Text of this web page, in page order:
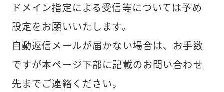
ドメイン指定による受信等については予め
設定をお願いいたします。
自動返信メールが届かない場合は、お手数
ですが本ページ下部に記載のお問い合わせ
先までご連絡ください。